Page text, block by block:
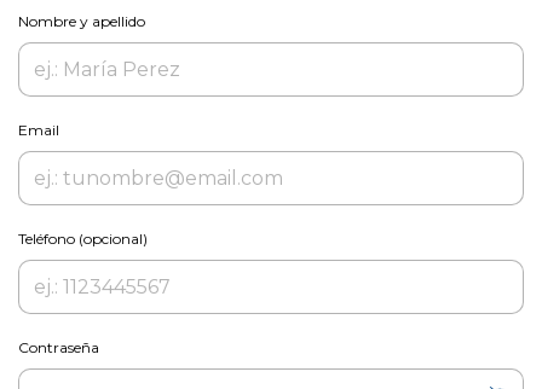
Nombre y apellido
Email
Teléfono (opcional)
Contraseña